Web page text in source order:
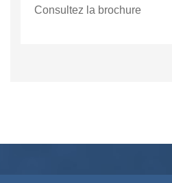
Consultez la brochure